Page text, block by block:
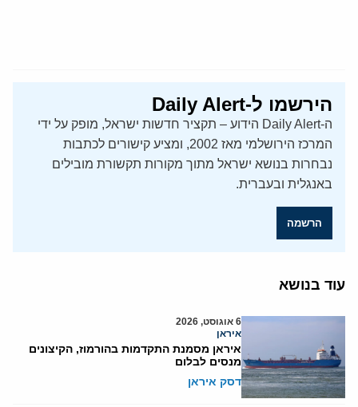
הירשמו ל-Daily Alert
ה-Daily Alert הידוע – תקציר חדשות ישראל, מופק על ידי
המרכז הירושלמי מאז 2002, ומציע קישורים לכתבות
נבחרות בנושא ישראל מתוך מקורות תקשורת מובילים
באנגלית ובעברית.
הרשמה
עוד בנושא
6 אוגוסט, 2026
איראן
איראן מסמנת התקדמות בהורמוז, הקיצונים
מנסים לבלום
דסק איראן